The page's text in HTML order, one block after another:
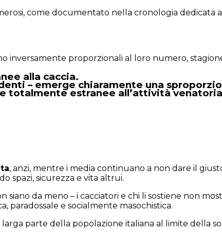
come documentato nella cronologia dedicata
inversamente proporzionali al loro numero,
alla caccia.
– emerge chiaramente una
totalmente estranee all’attività
, anzi, mentre i media continuano a non dare il
spazi, sicurezza e vita altrui.
siano da meno – i cacciatori e chi li sostiene non
paradossale e socialmente masochistica.
parte della popolazione italiana al limite della